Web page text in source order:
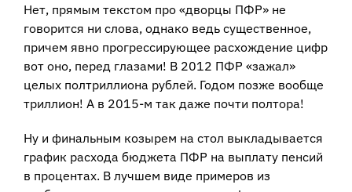
Нет, прямым текстом про «дворцы ПФР» не
говорится ни слова, однако ведь существенное,
причем явно прогрессирующее расхождение цифр
вот оно, перед глазами! В 2012 ПФР «зажал»
целых полтриллиона рублей. Годом позже вообще
триллион! А в 2015-м так даже почти полтора!
Ну и финальным козырем на стол выкладывается
график расхода бюджета ПФР на выплату пенсий
в процентах. В лучшем виде примеров из